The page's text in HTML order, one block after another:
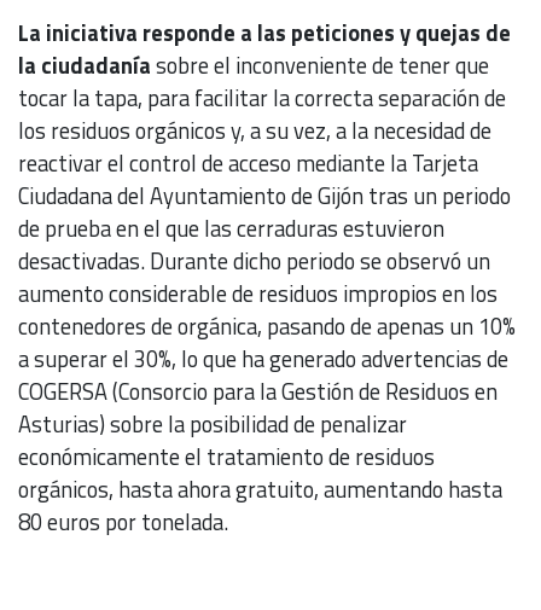
La iniciativa responde a las peticiones y quejas de
la ciudadaníasobre el inconveniente de tener que
tocar la tapa, para facilitar la correcta separación de
los residuos orgánicos y, a su vez, a la necesidad de
reactivar el control de acceso mediante la Tarjeta
Ciudadana del Ayuntamiento de Gijón tras un periodo
de prueba en el que las cerraduras estuvieron
desactivadas. Durante dicho periodo se observó un
aumento considerable de residuos impropios en los
contenedores de orgánica, pasando de apenas un 10%
a superar el 30%, lo que ha generado advertencias de
COGERSA (Consorcio para la Gestión de Residuos en
Asturias) sobre la posibilidad de penalizar
económicamente el tratamiento de residuos
orgánicos, hasta ahora gratuito, aumentando hasta
80 euros por tonelada.